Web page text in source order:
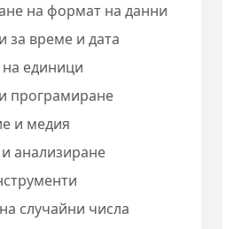
на формат на данни
за време и дата
единици
програмиране
и медия
анализиране
случайни числа